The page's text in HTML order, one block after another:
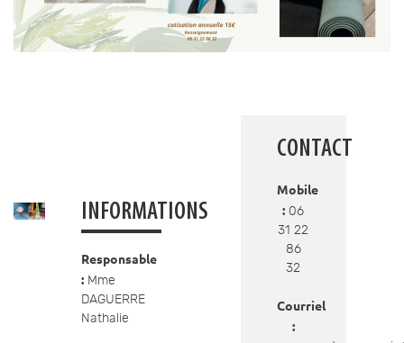
INFORMATIONS
Responsable
:Mme
DAGUERRE
Nathalie
CONTACT
Mobile
: 06
31 22
86
32
Courriel
: